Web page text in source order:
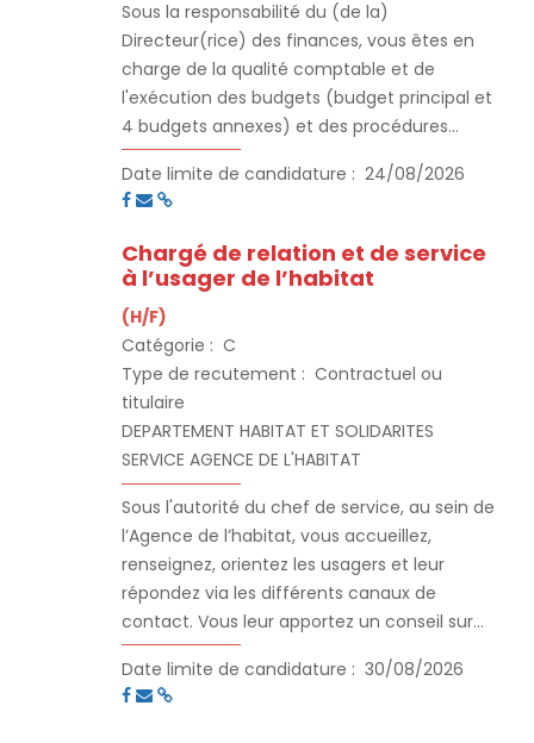
Sous la responsabilité du (de la)
Directeur(rice) des finances, vous êtes en
charge de la qualité comptable et de
l'exécution des budgets (budget principal et
4 budgets annexes) et des procédures
budgétaires liées. Vous participez
activement à la préparation budgétaire.
Vous gérez les inventaires comptables du
patrimoine des différents budgets et
participer à la fiabilisation de l’actif de
l’agglomération. Vous élaborez, alimentez et
mettez à disposition des tableaux de bord
financiers en sécurisant la fiabilité des
données.
Date limite de candidature : 24/08/2026
Chargé de relation et de service
à l’usager de l’habitat
(H/F)
Catégorie : C
Type de recutement : Contractuel ou
titulaire
DEPARTEMENT HABITAT ET SOLIDARITES
SERVICE AGENCE DE L'HABITAT
Sous l'autorité du chef de service, au sein de
l’Agence de l’habitat, vous accueillez,
renseignez, orientez les usagers et leur
répondez via les différents canaux de
contact. Vous leur apportez un conseil sur
les démarches à suivre et vous promouvez
les offres de service existantes en matière
d'accompagnement et/ou de soutien
Date limite de candidature : 30/08/2026